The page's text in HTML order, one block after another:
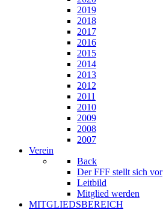
2019
2018
2017
2016
2015
2014
2013
2012
2011
2010
2009
2008
2007
Verein
Back
Der FFF stellt sich vor
Leitbild
Mitglied werden
MITGLIEDSBEREICH